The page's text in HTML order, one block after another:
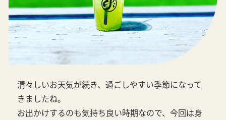
清々しいお天気が続き、過ごしやすい季節になって
きましたね。
お出かけするのも気持ち良い時期なので、今回は身